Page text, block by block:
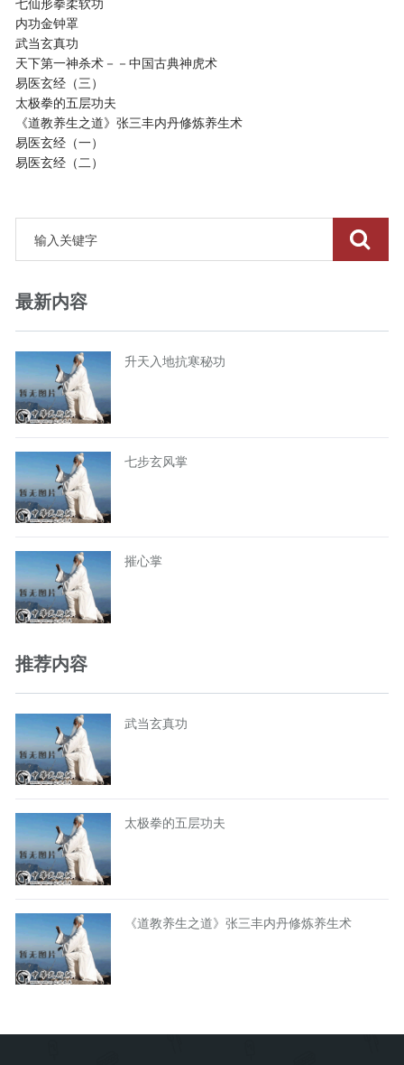
内功金钟罩
武当玄真功
天下第一神杀术－－中国古典神虎术
易医玄经（三）
太极拳的五层功夫
《道教养生之道》张三丰内丹修炼养生术
易医玄经（一）
易医玄经（二）
最新内容
升天入地抗寒秘功
七步玄风掌
摧心掌
推荐内容
武当玄真功
太极拳的五层功夫
《道教养生之道》张三丰内丹修炼养生术